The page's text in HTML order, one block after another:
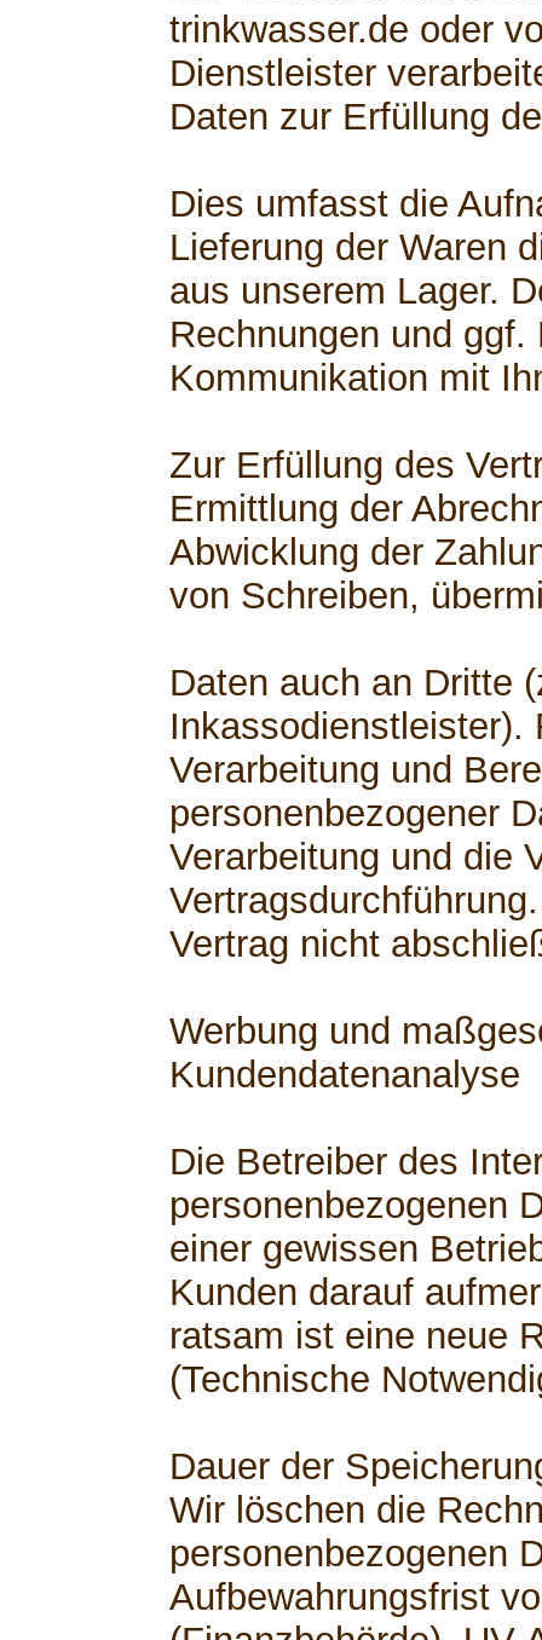
trinkwasser.de oder
Dienstleister
Daten zur Erfüllung
Dies umfasst die
Lieferung der Waren
aus unserem Lager.
Rechnungen und
Kommunikation mit
Zur Erfüllung des
Ermittlung der
Abwicklung der
von Schreiben,
Daten auch an Dritte
Inkassodienstleister).
Verarbeitung und
personenbezogener
Verarbeitung und die
Vertrag nicht
Werbung und
Kundendatenanalyse
Die Betreiber des
personenbezogenen
einer gewissen
Kunden darauf
ratsam ist eine neue
(Technische
Dauer der
Wir löschen die
personenbezogenen
Aufbewahrungsfrist